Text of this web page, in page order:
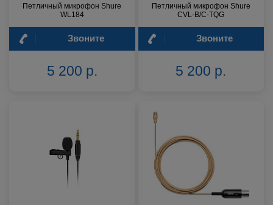
Петличный микрофон Shure
WL184
Звоните
5 200 р.
Петличный микрофон Shure
CVL-B/C-TQG
Звоните
5 200 р.